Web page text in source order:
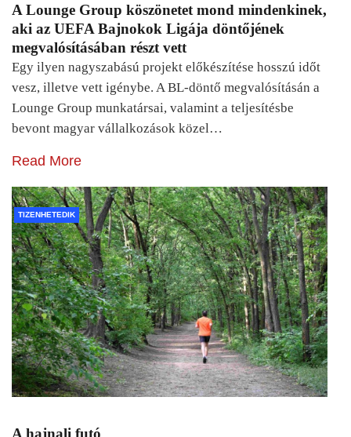
A Lounge Group köszönetet mond mindenkinek,
aki az UEFA Bajnokok Ligája döntőjének
megvalósításában részt vett
Egy ilyen nagyszabású projekt előkészítése hosszú időt
vesz, illetve vett igénybe. A BL-döntő megvalósításán a
Lounge Group munkatársai, valamint a teljesítésbe
bevont magyar vállalkozások közel…
Read More
TIZENHETEDIK